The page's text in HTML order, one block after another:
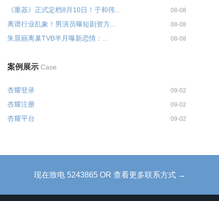
《重器》正式定档8月10日！于和伟... 08-08
离谱行业乱象！男演员曝短剧资方... 08-08
朱晨丽离巢TVB半月曝新恋情：... 08-08
案例展示 Case
杏耀登录 09-02
杏耀注册 09-02
杏耀平台 09-02
现在致电 5243865 OR 查看更多联系方式 →